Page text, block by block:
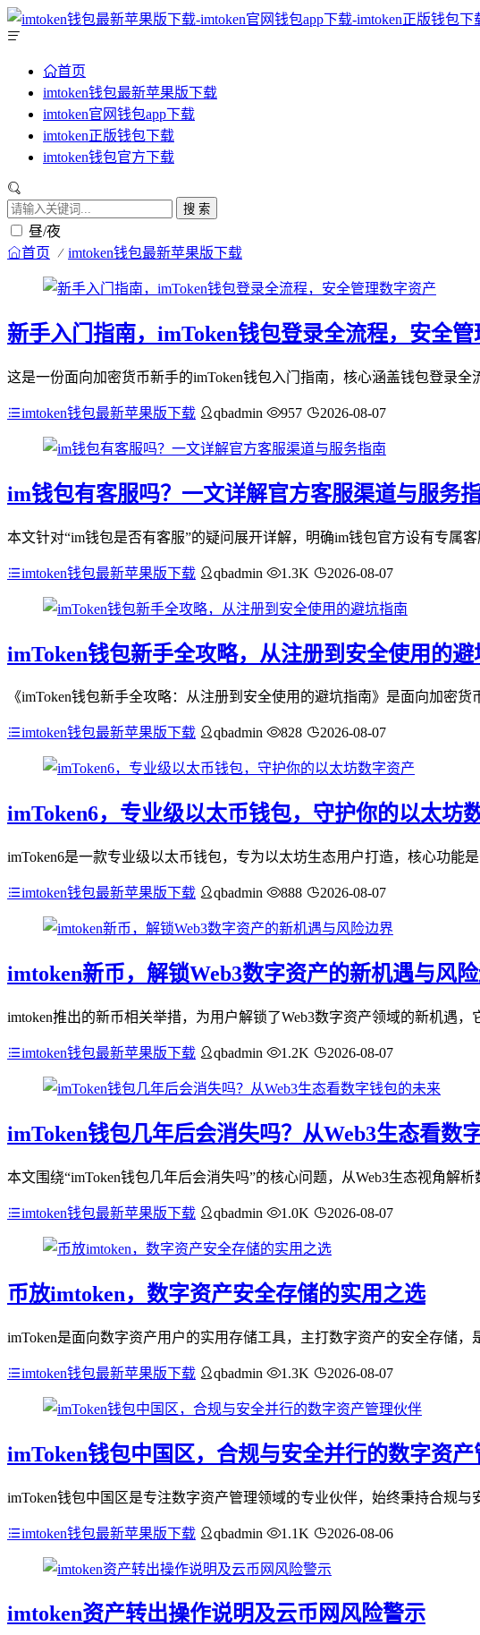
首页
imtoken钱包最新苹果版下载
imtoken官网钱包app下载
imtoken正版钱包下载
imtoken钱包官方下载
搜 索
昼/夜
首页 imtoken钱包最新苹果版下载
新手入门指南，imToken钱包登录全流程，安全
这是一份面向加密货币新手的imToken钱包入门指南，核心涵盖钱包登录
imtoken钱包最新苹果版下载 qbadmin 957 2026-08-07
im钱包有客服吗？一文详解官方客服渠道与服务
本文针对“im钱包是否有客服”的疑问展开详解，明确im钱包官方设有专属
imtoken钱包最新苹果版下载 qbadmin 1.3K 2026-08-07
imToken钱包新手全攻略，从注册到安全使用的避
《imToken钱包新手全攻略：从注册到安全使用的避坑指南》是面向加密
imtoken钱包最新苹果版下载 qbadmin 828 2026-08-07
imToken6，专业级以太币钱包，守护你的以太坊
imToken6是一款专业级以太币钱包，专为以太坊生态用户打造，核心功
imtoken钱包最新苹果版下载 qbadmin 888 2026-08-07
imtoken新币，解锁Web3数字资产的新机遇与风
imtoken推出的新币相关举措，为用户解锁了Web3数字资产领域的新机遇
imtoken钱包最新苹果版下载 qbadmin 1.2K 2026-08-07
imToken钱包几年后会消失吗？从Web3生态看数
本文围绕“imToken钱包几年后会消失吗”的核心问题，从Web3生态视角解
imtoken钱包最新苹果版下载 qbadmin 1.0K 2026-08-07
币放imtoken，数字资产安全存储的实用之选
imToken是面向数字资产用户的实用存储工具，主打数字资产的安全存储
imtoken钱包最新苹果版下载 qbadmin 1.3K 2026-08-07
imToken钱包中国区，合规与安全并行的数字资产
imToken钱包中国区是专注数字资产管理领域的专业伙伴，始终秉持合规
imtoken钱包最新苹果版下载 qbadmin 1.1K 2026-08-06
imtoken资产转出操作说明及云币网风险警示